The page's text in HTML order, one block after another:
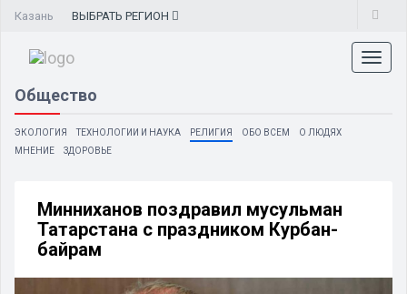
Казань ВЫБРАТЬ РЕГИОН
Общество
ЭКОЛОГИЯ ТЕХНОЛОГИИ И НАУКА РЕЛИГИЯ ОБО ВСЕМ
О ЛЮДЯХ
МНЕНИЕ
ЗДОРОВЬЕ
Минниханов поздравил мусульман
Татарстана с праздником Курбан-
байрам